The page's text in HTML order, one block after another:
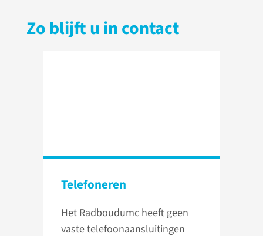
Zo blijft u in contact
Telefoneren
Het Radboudumc heeft geen
vaste telefoonaansluitingen